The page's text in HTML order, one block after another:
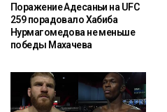
Поражение Адесаньи на UFC
259 порадовало Хабиба
Нурмагомедова не меньше
победы Махачева